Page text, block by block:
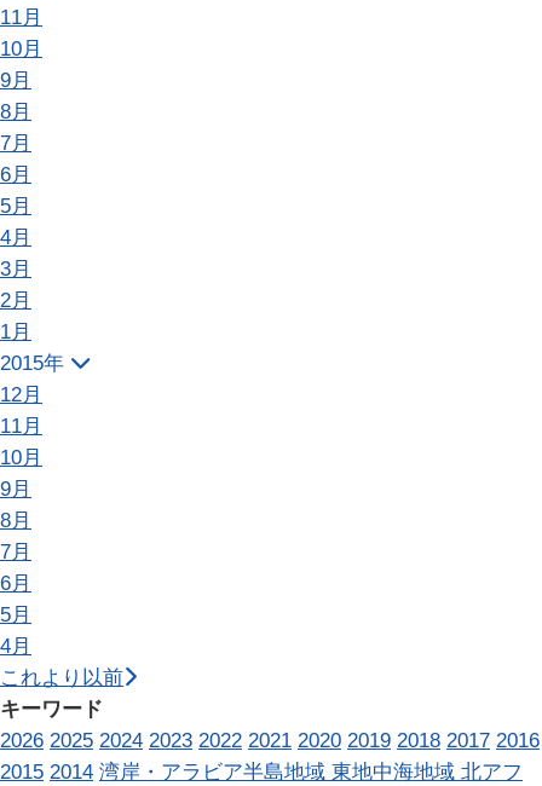
11月
10月
9月
8月
7月
6月
5月
4月
3月
2月
1月
2015年
12月
11月
10月
9月
8月
7月
6月
5月
4月
これより以前
キーワード
2026 2025 2024 2023 2022 2021 2020 2019 2018 2017 2016
2015 2014 湾岸・アラビア半島地域 東地中海地域 北アフ